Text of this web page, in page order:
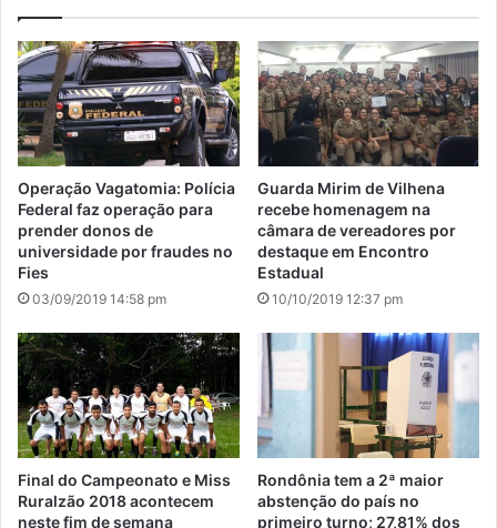
Operação Vagatomia: Polícia
Federal faz operação para
prender donos de
universidade por fraudes no
Fies
03/09/2019 14:58 pm
Guarda Mirim de Vilhena
recebe homenagem na
câmara de vereadores por
destaque em Encontro
Estadual
10/10/2019 12:37 pm
Final do Campeonato e Miss
Ruralzão 2018 acontecem
neste fim de semana
Rondônia tem a 2ª maior
abstenção do país no
primeiro turno; 27,81% dos